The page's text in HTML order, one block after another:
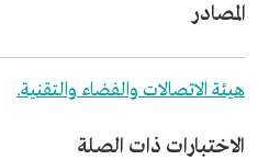
المصادر
هيئة الاتصالات والفضاء والتقنية.
الاختبارات ذات الصلة